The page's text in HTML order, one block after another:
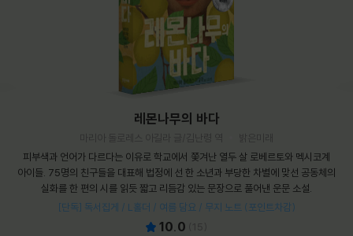
레몬나무의 바다
피부색과 언어가 다르다는 이유로 학교에서 쫓겨난 열두 살 로베르토와 멕시코계
아이들. 75명의 친구들을 대표해 법정에 선 한 소년과 부당한 차별에 맞선 공동체의
실화를 한 편의 시를 읽듯 짧고 리듬감 있는 문장으로 풀어낸 운문 소설.
[단독] 독서집게 / L홀더 / 여름 담요 / 무지 노트 (포인트차감)
10.0